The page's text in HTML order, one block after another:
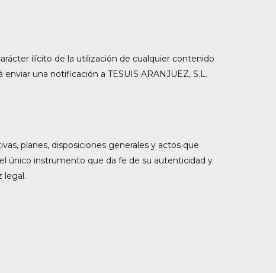
ilícito de la utilización de cualquier contenido
una notificación a TESUIS ARANJUEZ, S.L.
planes, disposiciones generales y actos que
único instrumento que da fe de su autenticidad y
legal.